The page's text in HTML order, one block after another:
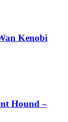
Kenobi
Hound –